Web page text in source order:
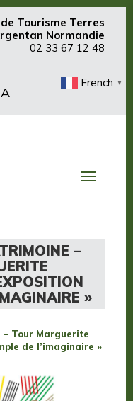
Tourisme Terres
Normandie
02 33 67 12 48
A
French ▼
Toggle
–
»
– Tour Marguerite
de l’imaginaire »